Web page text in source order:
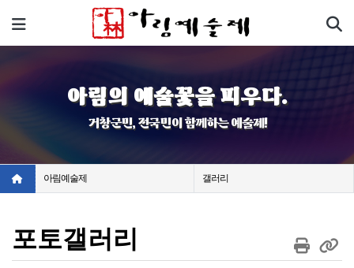
메뉴
아림의 예술꽃을 피우다.
거창군민, 전국민이 함께하는 예술제!
아림예술제 갤러리
포토갤러리